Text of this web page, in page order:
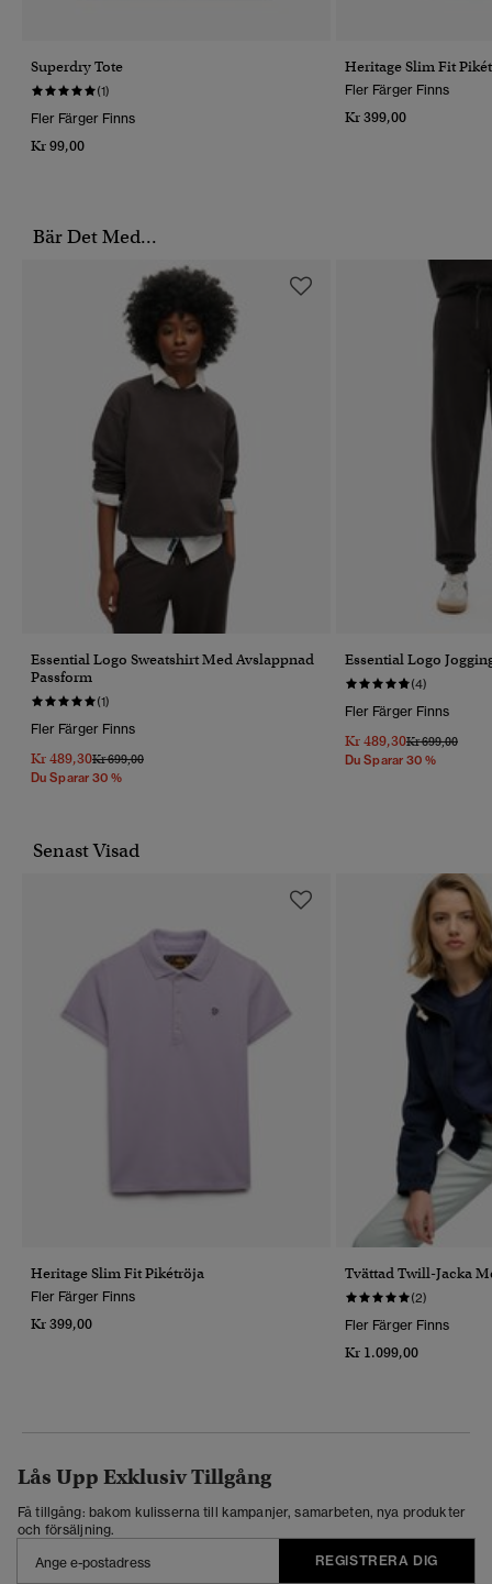
Superdry Tote
(1)
Fler Färger Finns
Kr 99,00
Heritage Slim Fit
Fler Färger Finns
Kr 399,00
Bär Det Med...
Essential Logo Sweatshirt Med Avslappnad
Passform
(1)
Fler Färger Finns
Kr 489,30Pris Reducerat Från
Kr 699,00Till
Du Sparar 30 %
Essential Logo
(4)
Fler Färger Finns
Kr 489,30Pris Reducerat
Kr 699,00Till
Du Sparar 30 %
Senast Visad
Heritage Slim Fit Pikétröja
Fler Färger Finns
Kr 399,00
Tvättad Twill-Jacka
(2)
Fler Färger Finns
Kr 1.099,00
Lås Upp Exklusiv Tillgång
Få tillgång: bakom kulisserna till kampanjer, samarbeten, nya produkter
och försäljning.
REGISTRERA DIG